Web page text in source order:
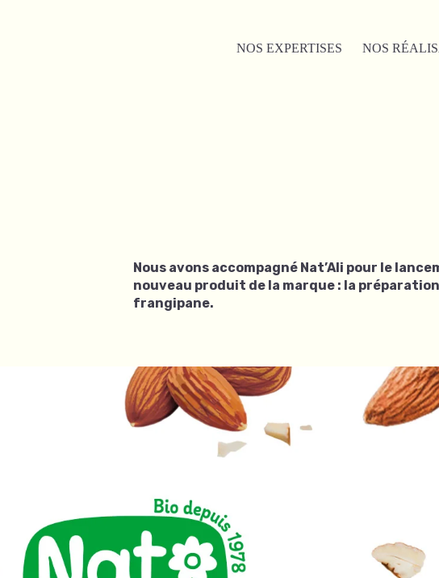
NOS EXPERTISES NOS
Nous avons accompagné Nat’Ali pour le
nouveau produit de la marque : la
frangipane.